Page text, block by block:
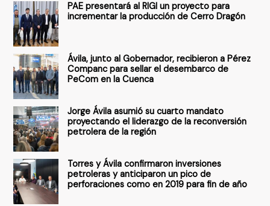
c
a
r
o
r
:
PAE presentará al RIGI un proyecto para
incrementar la producción de Cerro Dragón
Ávila, junto al Gobernador, recibieron a Pérez
Companc para sellar el desembarco de
PeCom en la Cuenca
Jorge Ávila asumió su cuarto mandato
proyectando el liderazgo de la reconversión
petrolera de la región
Torres y Ávila confirmaron inversiones
petroleras y anticiparon un pico de
perforaciones como en 2019 para fin de año